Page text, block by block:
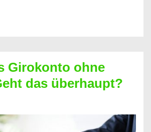
Girokonto ohne
das überhaupt?